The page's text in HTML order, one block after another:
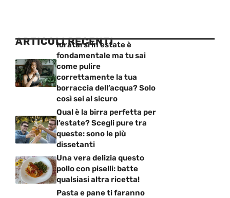
ARTICOLI RECENTI
Idratarsi in estate è
fondamentale ma tu sai
come pulire
correttamente la tua
borraccia dell’acqua? Solo
così sei al sicuro
Qual è la birra perfetta per
l’estate? Scegli pure tra
queste: sono le più
dissetanti
Una vera delizia questo
pollo con piselli: batte
qualsiasi altra ricetta!
Pasta e pane ti faranno